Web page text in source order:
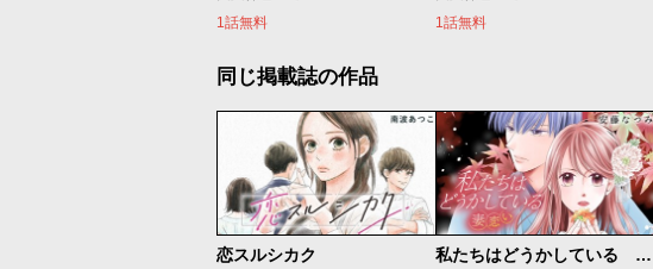
1話無料
1話無料
同じ掲載誌の作品
恋スルシカク 私たちはどうかしている 妻恋い